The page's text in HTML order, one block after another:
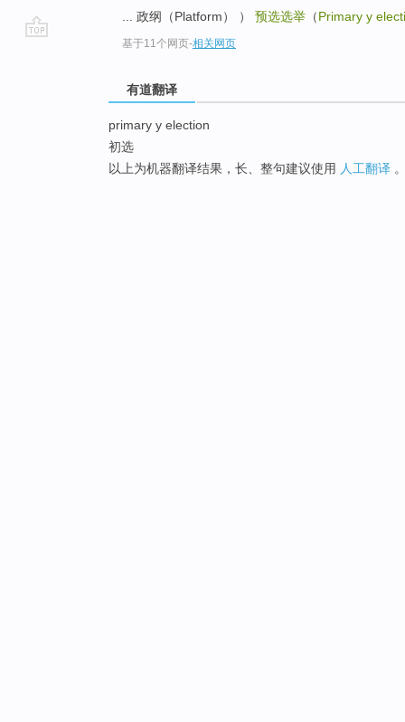
... 政纲（Platform） ） 预选选举 （Primary y
基于11个网页-相关网页
有道翻译
primary y election
初选
以上为机器翻译结果，长、整句建议使用 人工翻译